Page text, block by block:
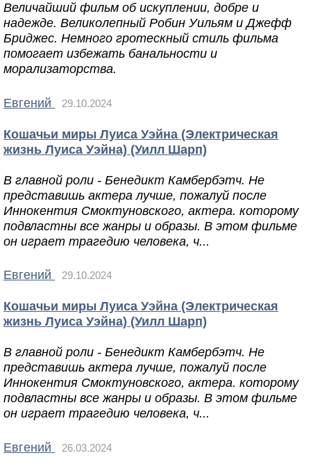
Величайший фильм об искуплении, добре и
надежде. Великолепный Робин Уильям и Джефф
Бриджес. Немного гротескный стиль фильма
помогает избежать банальности и
морализаторства.
Евгений 29.10.2024
Кошачьи миры Луиса Уэйна (Электрическая
жизнь Луиса Уэйна) (Уилл Шарп)
В главной роли - Бенедикт Камбербэтч. Не
представишь актера лучше, пожалуй после
Иннокентия Смоктуновского, актера. которому
подвластны все жанры и образы. В этом фильме
он играет трагедию человека, ч...
Евгений 29.10.2024
Кошачьи миры Луиса Уэйна (Электрическая
жизнь Луиса Уэйна) (Уилл Шарп)
В главной роли - Бенедикт Камбербэтч. Не
представишь актера лучше, пожалуй после
Иннокентия Смоктуновского, актера. которому
подвластны все жанры и образы. В этом фильме
он играет трагедию человека, ч...
Евгений 26.03.2024